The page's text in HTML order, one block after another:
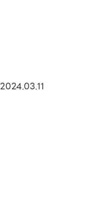
2024.03.11